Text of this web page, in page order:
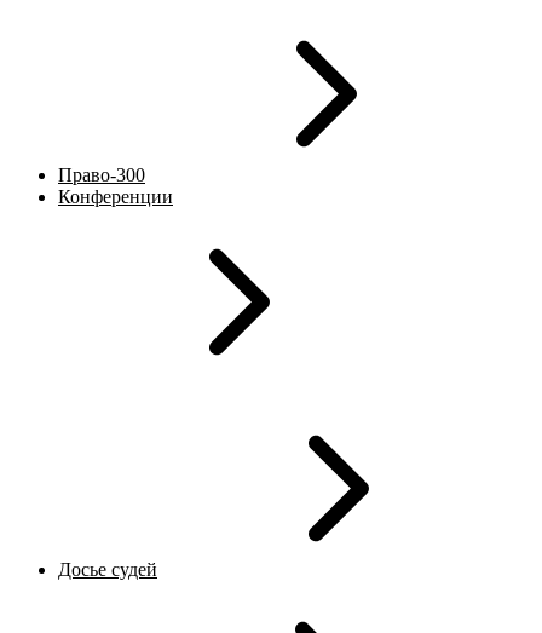
Право-300
Конференции
Досье судей